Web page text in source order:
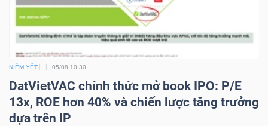
NIÊM YẾT 05/08 10:30
DatVietVAC chính thức mở book IPO: P/E
13x, ROE hơn 40% và chiến lược tăng trưởng
dựa trên IP
CHĂM
SÓC
SỨC
KHỎE